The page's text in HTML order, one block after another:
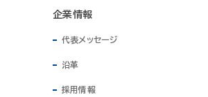
企業情報
代表メッセージ
沿革
採用情報